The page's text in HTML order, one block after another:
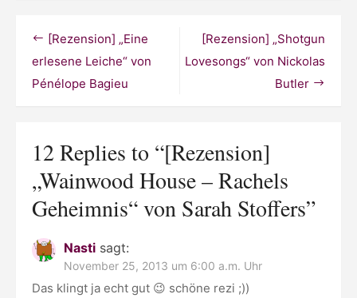
Rachels
Geheimnis“
von
Sarah
Beitragsnavigation
[Rezension] „Shotgun
Lovesongs“ von Nickolas
Butler
[Rezension] „Eine
erlesene Leiche“ von
Pénélope Bagieu
12 Replies to “[Rezension]
„Wainwood House – Rachels
Geheimnis“ von Sarah Stoffers”
Nasti sagt:
November 25, 2013 um 6:00 a.m. Uhr
Das klingt ja echt gut 😉 schöne rezi ;))